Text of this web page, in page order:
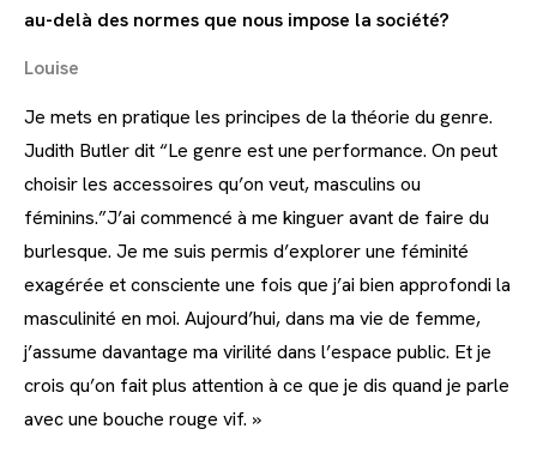
au-delà des normes que nous impose la société?
Louise
Je mets en pratique les principes de la théorie du genre.
Judith Butler dit “Le genre est une performance. On peut
choisir les accessoires qu’on veut, masculins ou
féminins.”J’ai commencé à me kinguer avant de faire du
burlesque. Je me suis permis d’explorer une féminité
exagérée et consciente une fois que j’ai bien approfondi la
masculinité en moi. Aujourd’hui, dans ma vie de femme,
j’assume davantage ma virilité dans l’espace public. Et je
crois qu’on fait plus attention à ce que je dis quand je parle
avec une bouche rouge vif. »